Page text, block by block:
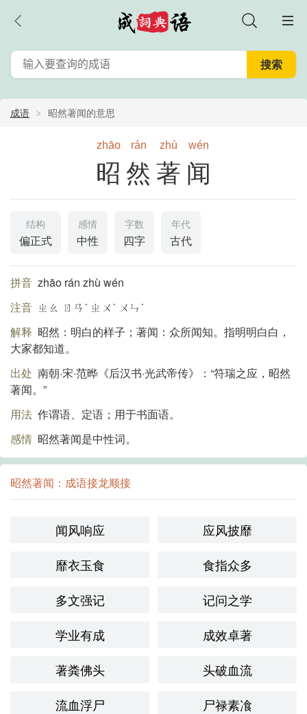
成语 昭然著闻的意思
zhāo rán zhù wén
昭然著闻
结构
偏正式
感情
中性
字数
四字
年代
古代
拼音 zhāo rán zhù wén
注音 ㄓㄠ ㄖㄢˊ ㄓㄨˋ ㄨㄣˊ
解释 昭然：明白的样子；著闻：众所闻知。指明明白白，
大家都知道。
出处 南朝·宋·范晔《后汉书·光武帝传》：“符瑞之应，昭然
著闻。”
用法 作谓语、定语；用于书面语。
感情 昭然著闻是中性词。
昭然著闻：成语接龙顺接
闻风响应
应风披靡
靡衣玉食
食指众多
多文强记
记问之学
学业有成
成效卓著
著粪佛头
头破血流
流血浮尸
尸禄素飡